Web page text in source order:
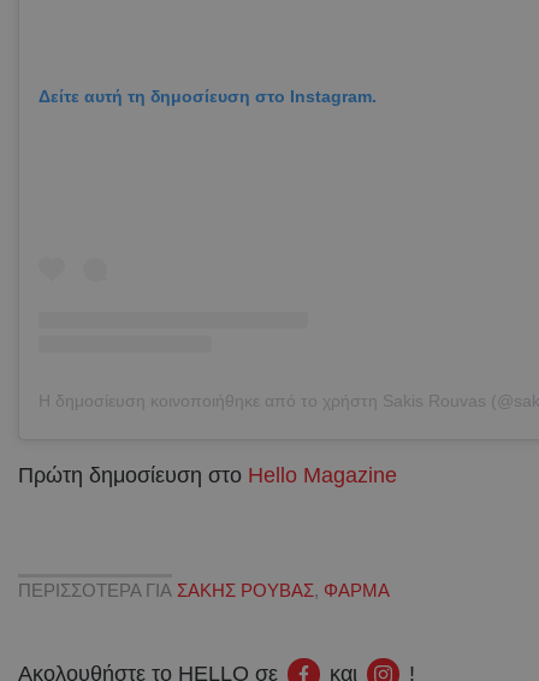
Δείτε αυτή τη δημοσίευση στο Instagram.
Πρώτη δημοσίευση στο Hello Magazine
ΠΕΡΙΣΣΟΤΕΡΑ ΓΙΑ ΣΑΚΗΣ ΡΟΥΒΑΣ, ΦΑΡΜΑ
Ακολουθήστε το HELLO σε και !